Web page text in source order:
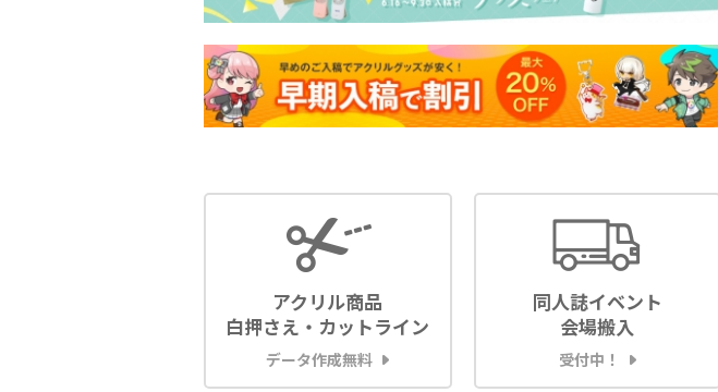
アクリル商品
白押さえ・カットライン
データ作成無料
同人誌イベント
会場搬入
受付中！